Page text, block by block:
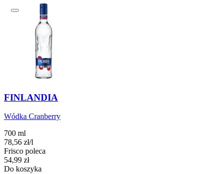
FINLANDIA
Wódka Cranberry
700 ml
78,56 zł/l
Frisco poleca
Cena
54,99 zł
Do koszyka